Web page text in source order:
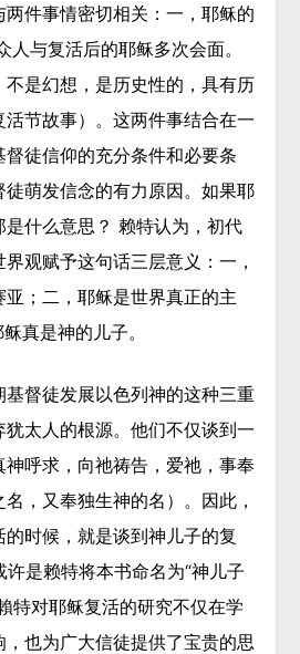
件事情密切相关：一，耶稣的
与复活后的耶稣多次会面。
是幻想，是历史性的，具有历
活节故事）。这两件事结合在一
徒信仰的充分条件和必要条
萌发信念的有力原因。如果耶
什么意思？ 赖特认为，初代
观赋予这句话三层意义：一，
；二，耶稣是世界真正的主
真是神的儿子。
基督徒发展以色列神的这种三重
太人的根源。他们不仅谈到一
呼求，向祂祷告，爱祂，事奉
，又奉独生神的名）。因此，
时候，就是谈到神儿子的复
是赖特将本书命名为“神儿子
特对耶稣复活的研究不仅在学
也为广大信徒提供了宝贵的思